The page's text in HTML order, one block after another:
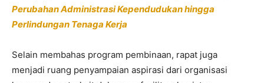
Perubahan Administrasi Kependudukan hingga
Perlindungan Tenaga Kerja
Selain membahas program pembinaan, rapat juga
menjadi ruang penyampaian aspirasi dari organisasi